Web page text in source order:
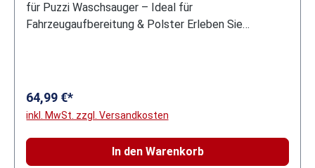
für Puzzi Waschsauger – Ideal für
Fahrzeugaufbereitung & Polster Erleben Sie
Kurzform ist sie das perfekte Werkzeug für die
Reinigung von Polstermöbeln, Autositzen und schwer
20 Jahren Erfahrung in Deutschland garantiert store-
jet.de Ihnen höchste Qualität und maximale
64,99 €*
inkl. MwSt. zzgl. Versandkosten
In den Warenkorb